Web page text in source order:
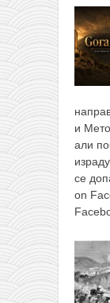
и
али
се
on